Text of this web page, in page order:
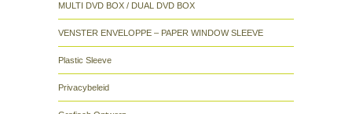
MULTI DVD BOX / DUAL DVD BOX
VENSTER ENVELOPPE – PAPER WINDOW SLEEVE
Plastic Sleeve
Privacybeleid